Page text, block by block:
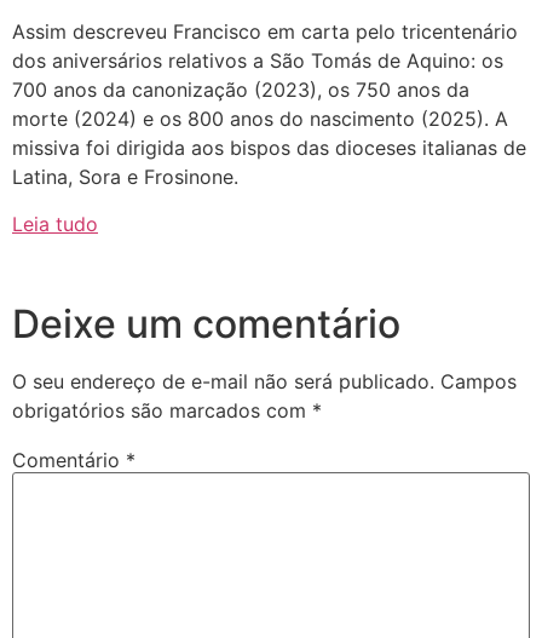
Assim descreveu Francisco em carta pelo tricentenário
dos aniversários relativos a São Tomás de Aquino: os
700 anos da canonização (2023), os 750 anos da
morte (2024) e os 800 anos do nascimento (2025). A
missiva foi dirigida aos bispos das dioceses italianas de
Latina, Sora e Frosinone.
Leia tudo
Deixe um comentário
O seu endereço de e-mail não será publicado. Campos
obrigatórios são marcados com *
Comentário *